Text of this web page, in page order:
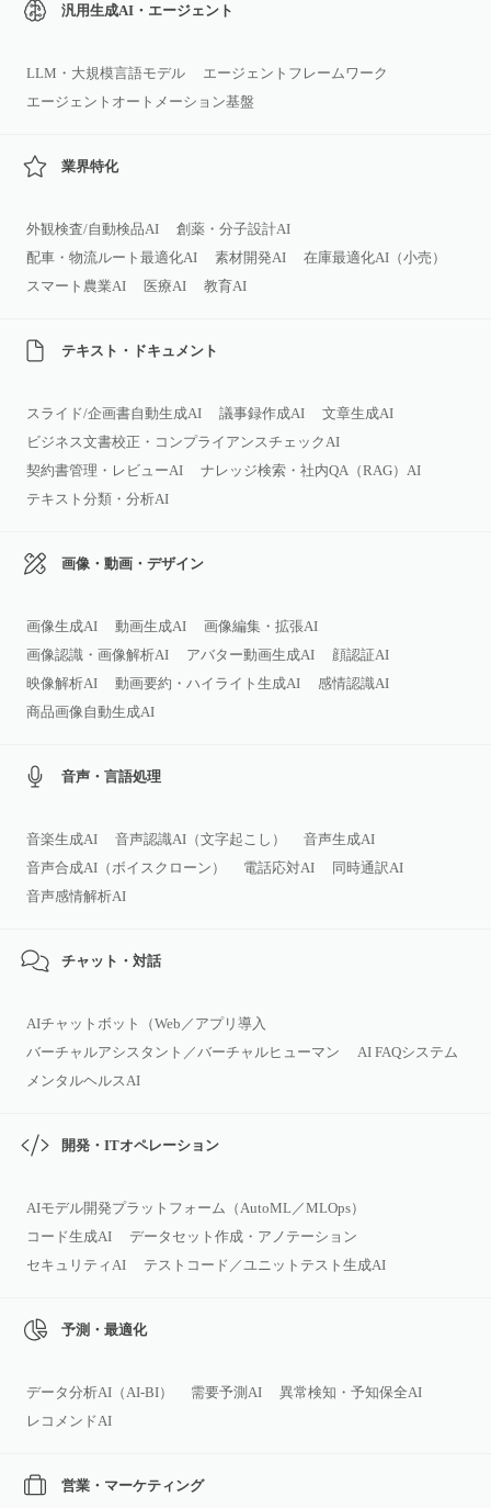
汎用生成AI・エージェント
LLM・大規模言語モデル
エージェントフレームワーク
エージェントオートメーション基盤
業界特化
外観検査/自動検品AI
創薬・分子設計AI
配車・物流ルート最適化AI
素材開発AI
在庫最適化AI（小売）
スマート農業AI
医療AI 教育AI
テキスト・ドキュメント
スライド/企画書自動生成AI 議事録作成AI
文章生成AI
ビジネス文書校正・コンプライアンスチェックAI
契約書管理・レビューAI
ナレッジ検索・社内QA（RAG）AI
テキスト分類・分析AI
画像・動画・デザイン
画像生成AI 動画生成AI
画像編集・拡張AI
画像認識・画像解析AI
アバター動画生成AI
顔認証AI
映像解析AI
動画要約・ハイライト生成AI
感情認識AI
商品画像自動生成AI
音声・言語処理
音楽生成AI 音声認識AI（文字起こし）
音声生成AI
音声合成AI（ボイスクローン）
電話応対AI
同時通訳AI
音声感情解析AI
チャット・対話
AIチャットボット（Web／アプリ導入
バーチャルアシスタント／バーチャルヒューマン
AI FAQシステム
メンタルヘルスAI
開発・ITオペレーション
AIモデル開発プラットフォーム（AutoML／MLOps）
コード生成AI
データセット作成・アノテーション
セキュリティAI
テストコード／ユニットテスト生成AI
予測・最適化
データ分析AI（AI‑BI） 需要予測AI
異常検知・予知保全AI
レコメンドAI
営業・マーケティング